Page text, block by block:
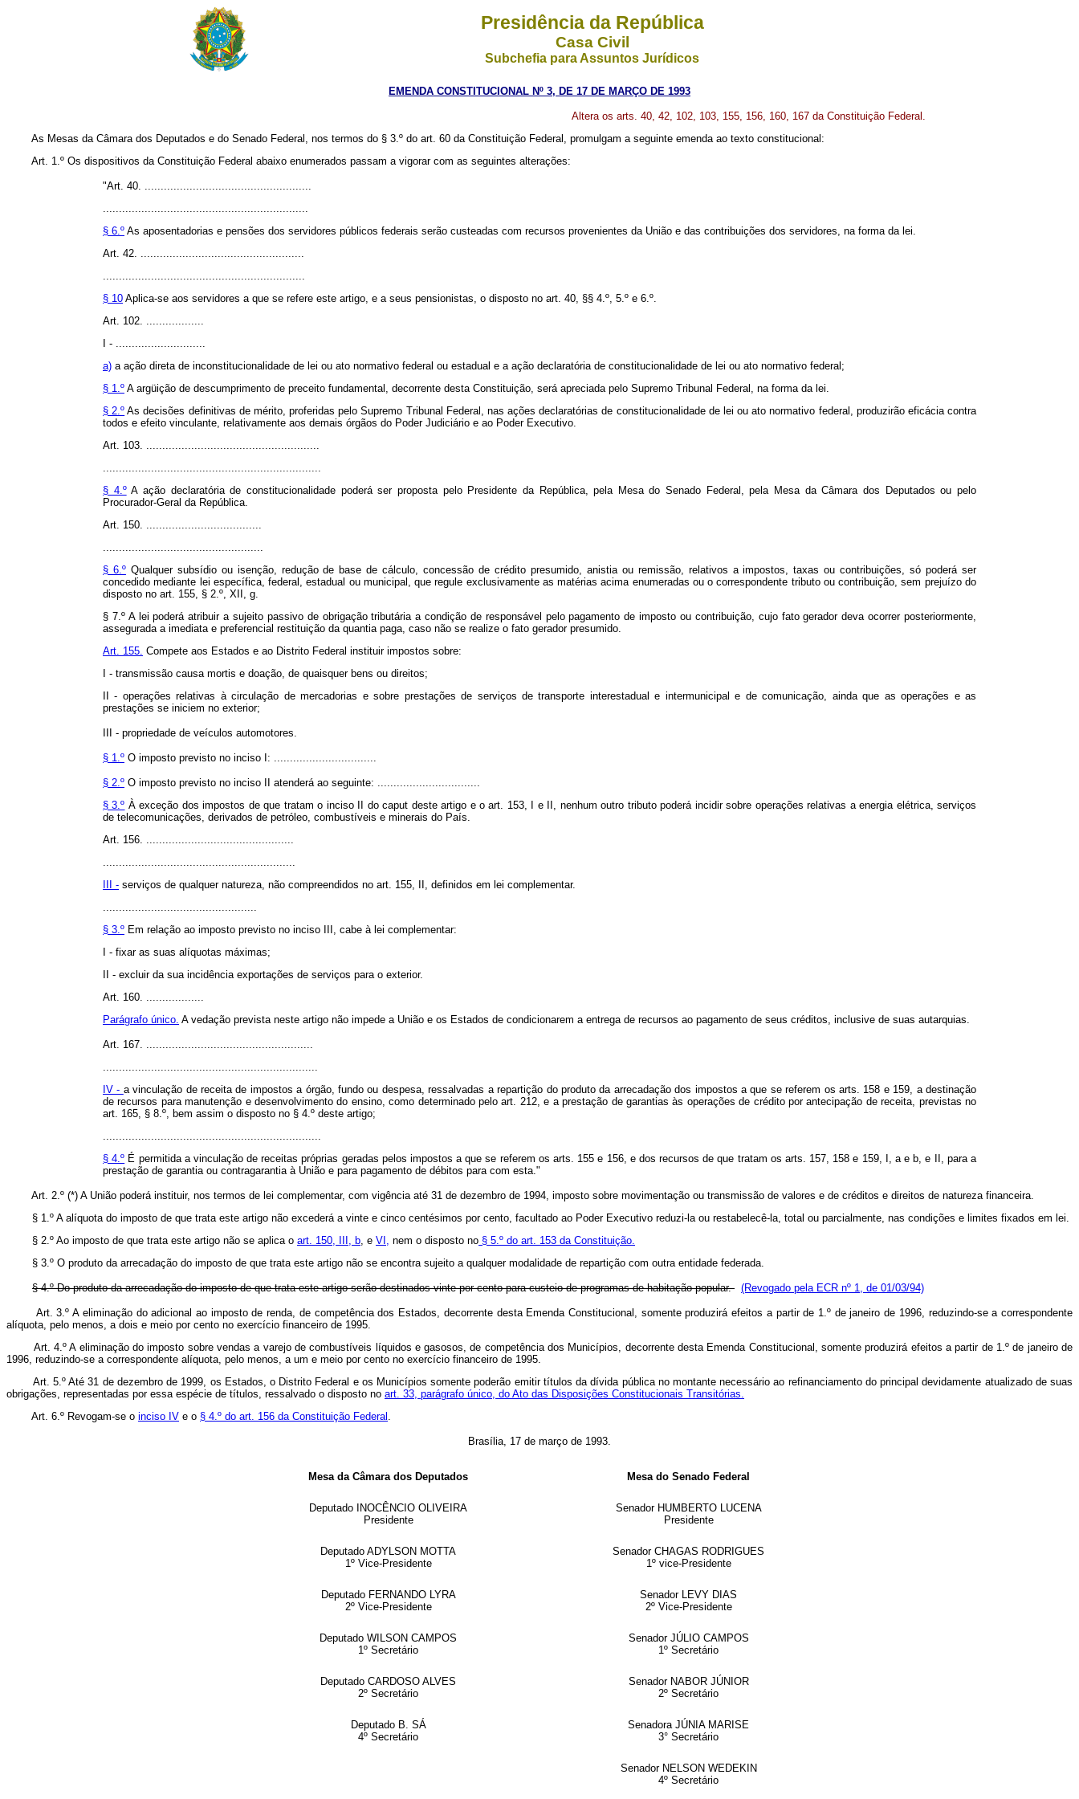
Presidência da República
Casa Civil
Subchefia para Assuntos Jurídicos
EMENDA CONSTITUCIONAL Nº 3, DE 17 DE MARÇO DE 1993
Altera os arts. 40, 42, 102, 103, 155, 156, 160, 167 da Constituição Federal.
As Mesas da Câmara dos Deputados e do Senado Federal, nos termos do § 3.º do art. 60 da Constituição Federal, promulgam a seguinte emenda ao texto constitucional:
Art. 1.º Os dispositivos da Constituição Federal abaixo enumerados passam a vigorar com as seguintes alterações:
"Art. 40. ....................................................
................................................................
§ 6.º As aposentadorias e pensões dos servidores públicos federais serão custeadas com recursos provenientes da União e das contribuições dos servidores, na forma da lei.
Art. 42. ...................................................
...............................................................
§ 10 Aplica-se aos servidores a que se refere este artigo, e a seus pensionistas, o disposto no art. 40, §§ 4.º, 5.º e 6.º.
Art. 102. ..................
I - ............................
a) a ação direta de inconstitucionalidade de lei ou ato normativo federal ou estadual e a ação declaratória de constitucionalidade de lei ou ato normativo federal;
§ 1.º A argüição de descumprimento de preceito fundamental, decorrente desta Constituição, será apreciada pelo Supremo Tribunal Federal, na forma da lei.
§ 2.º As decisões definitivas de mérito, proferidas pelo Supremo Tribunal Federal, nas ações declaratórias de constitucionalidade de lei ou ato normativo federal, produzirão eficácia contra
todos e efeito vinculante, relativamente aos demais órgãos do Poder Judiciário e ao Poder Executivo.
Art. 103. ......................................................
....................................................................
§ 4.ºA ação declaratória de constitucionalidade poderá ser proposta pelo Presidente da República, pela Mesa do Senado Federal, pela Mesa da Câmara dos Deputados ou pelo
Procurador-Geral da República.
Art. 150. ....................................
..................................................
§ 6.ºQualquer subsídio ou isenção, redução de base de cálculo, concessão de crédito presumido, anistia ou remissão, relativos a impostos, taxas ou contribuições, só poderá ser
concedido mediante lei específica, federal, estadual ou municipal, que regule exclusivamente as matérias acima enumeradas ou o correspondente tributo ou contribuição, sem prejuízo do
disposto no art. 155, § 2.º, XII, g.
§ 7.º A lei poderá atribuir a sujeito passivo de obrigação tributária a condição de responsável pelo pagamento de imposto ou contribuição, cujo fato gerador deva ocorrer posteriormente,
assegurada a imediata e preferencial restituição da quantia paga, caso não se realize o fato gerador presumido.
Art. 155. Compete aos Estados e ao Distrito Federal instituir impostos sobre:
I - transmissão causa mortis e doação, de quaisquer bens ou direitos;
II - operações relativas à circulação de mercadorias e sobre prestações de serviços de transporte interestadual e intermunicipal e de comunicação, ainda que as operações e as
prestações se iniciem no exterior;
III - propriedade de veículos automotores.
§ 1.º O imposto previsto no inciso I: ................................
§ 2.º O imposto previsto no inciso II atenderá ao seguinte: ................................
§ 3.º À exceção dos impostos de que tratam o inciso II do caput deste artigo e o art. 153, I e II, nenhum outro tributo poderá incidir sobre operações relativas a energia elétrica, serviços
de telecomunicações, derivados de petróleo, combustíveis e minerais do País.
Art. 156. ..............................................
............................................................
III - serviços de qualquer natureza, não compreendidos no art. 155, II, definidos em lei complementar.
................................................
§ 3.º Em relação ao imposto previsto no inciso III, cabe à lei complementar:
I - fixar as suas alíquotas máximas;
II - excluir da sua incidência exportações de serviços para o exterior.
Art. 160. ..................
Parágrafo único. A vedação prevista neste artigo não impede a União e os Estados de condicionarem a entrega de recursos ao pagamento de seus créditos, inclusive de suas autarquias.
Art. 167. ....................................................
...................................................................
IV - a vinculação de receita de impostos a órgão, fundo ou despesa, ressalvadas a repartição do produto da arrecadação dos impostos a que se referem os arts. 158 e 159, a destinação
de recursos para manutenção e desenvolvimento do ensino, como determinado pelo art. 212, e a prestação de garantias às operações de crédito por antecipação de receita, previstas no
art. 165, § 8.º, bem assim o disposto no § 4.º deste artigo;
....................................................................
§ 4.º É permitida a vinculação de receitas próprias geradas pelos impostos a que se referem os arts. 155 e 156, e dos recursos de que tratam os arts. 157, 158 e 159, I, a e b, e II, para a
prestação de garantia ou contragarantia à União e para pagamento de débitos para com esta."
Art. 2.º (*) A União poderá instituir, nos termos de lei complementar, com vigência até 31 de dezembro de 1994, imposto sobre movimentação ou transmissão de valores e de créditos e direitos de natureza financeira.
§ 1.º A alíquota do imposto de que trata este artigo não excederá a vinte e cinco centésimos por cento, facultado ao Poder Executivo reduzi-la ou restabelecê-la, total ou parcialmente, nas condições e limites fixados em lei.
§ 2.º Ao imposto de que trata este artigo não se aplica o art. 150, III, b, e VI, nem o disposto no § 5.º do art. 153 da Constituição.
§ 3.º O produto da arrecadação do imposto de que trata este artigo não se encontra sujeito a qualquer modalidade de repartição com outra entidade federada.
§ 4.º Do produto da arrecadação do imposto de que trata este artigo serão destinados vinte por cento para custeio de programas de habitação popular. (Revogado pela ECR nº 1, de 01/03/94)
Art. 3.º A eliminação do adicional ao imposto de renda, de competência dos Estados, decorrente desta Emenda Constitucional, somente produzirá efeitos a partir de 1.º de janeiro de 1996, reduzindo-se a correspondente
alíquota, pelo menos, a dois e meio por cento no exercício financeiro de 1995.
Art. 4.º A eliminação do imposto sobre vendas a varejo de combustíveis líquidos e gasosos, de competência dos Municípios, decorrente desta Emenda Constitucional, somente produzirá efeitos a partir de 1.º de janeiro de
1996, reduzindo-se a correspondente alíquota, pelo menos, a um e meio por cento no exercício financeiro de 1995.
Art. 5.º Até 31 de dezembro de 1999, os Estados, o Distrito Federal e os Municípios somente poderão emitir títulos da dívida pública no montante necessário ao refinanciamento do principal devidamente atualizado de suas
obrigações, representadas por essa espécie de títulos, ressalvado o disposto no art. 33, parágrafo único, do Ato das Disposições Constitucionais Transitórias.
Art. 6.º Revogam-se o inciso IV e o § 4.º do art. 156 da Constituição Federal .
Brasília, 17 de março de 1993.
Mesa da Câmara dos Deputados Mesa do Senado Federal
Deputado
INOCÊNCIO OLIVEIRA
Presidente
Senador HUMBERTO LUCENA
Presidente
Deputado ADYLSON MOTTA
1º Vice-Presidente
Senador CHAGAS RODRIGUES
1º vice-Presidente
Deputado FERNANDO LYRA
2º Vice-Presidente
Senador LEVY DIAS
2º Vice-Presidente
Deputado WILSON CAMPOS
1º Secretário
Senador JÚLIO CAMPOS
1º Secretário
Deputado CARDOSO ALVES
2º Secretário
Senador NABOR JÚNIOR
2º Secretário
Deputado B. SÁ
4º Secretário
Senadora JÚNIA MARISE
3° Secretário
Senador NELSON WEDEKIN
4º Secretário